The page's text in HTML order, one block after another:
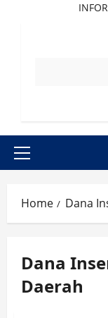
Primary
Home Dana
Dana
Daerah